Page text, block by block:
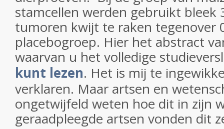
stamcellen werden gebruikt bleek
tumoren kwijt te raken tegenover
placebogroep. Hier het abstract
waarvan u het volledige
kunt lezen. Het is mij te
verklaren. Maar artsen en
ongetwijfeld weten hoe dit in zijn
geraadpleegde artsen vonden dit